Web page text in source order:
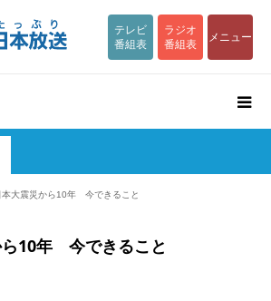
テレビ
番組表
ラジオ
番組表
メニュー
本大震災から10年 今できること
10年 今できること